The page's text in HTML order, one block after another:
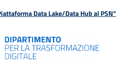
Data Lake/Data Hub al PSN"